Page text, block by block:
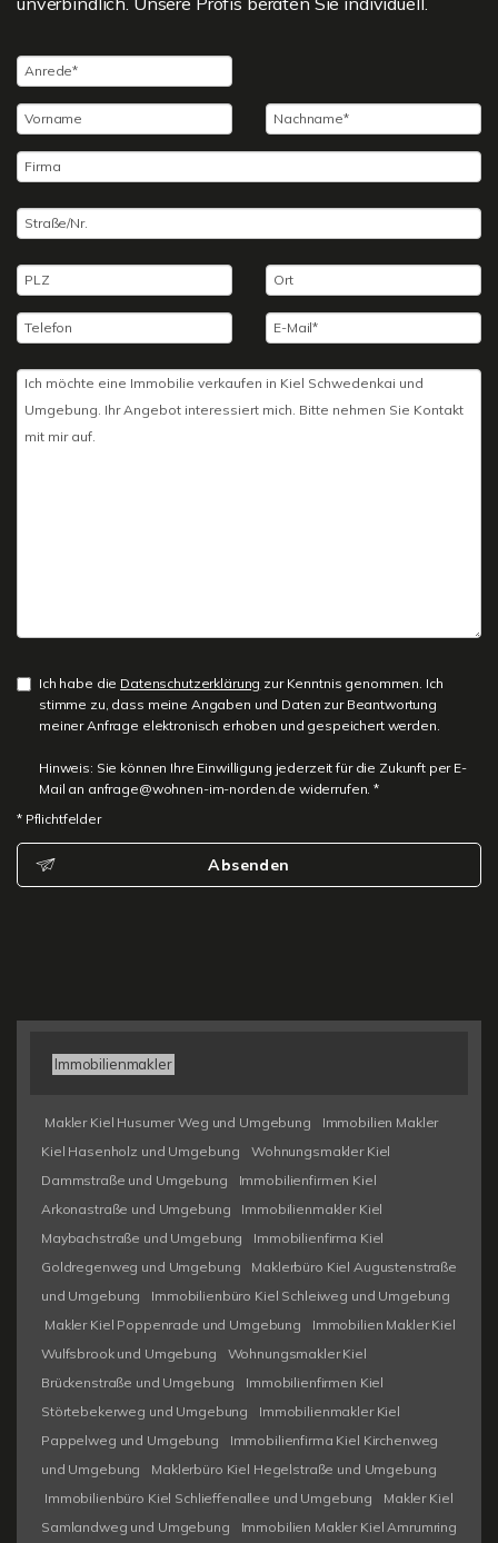
Ich habe die Datenschutzerklärung zur Kenntnis genommen. Ich
stimme zu, dass meine Angaben und Daten zur Beantwortung
meiner Anfrage elektronisch erhoben und gespeichert werden.
Hinweis: Sie können Ihre Einwilligung jederzeit für die Zukunft per E-
Mail an anfrage@wohnen-im-norden.de widerrufen. *
* Pflichtfelder
Absenden
Immobilienmakler
Makler Kiel Husumer Weg und Umgebung
Immobilien Makler
Kiel Hasenholz und Umgebung
Wohnungsmakler Kiel
Dammstraße und Umgebung
Immobilienfirmen Kiel
Arkonastraße und Umgebung
Immobilienmakler Kiel
Maybachstraße und Umgebung
Immobilienfirma Kiel
Goldregenweg und Umgebung
Maklerbüro Kiel Augustenstraße
und Umgebung
Immobilienbüro Kiel Schleiweg und Umgebung
Makler Kiel Poppenrade und Umgebung
Immobilien Makler Kiel
Wulfsbrook und Umgebung
Wohnungsmakler Kiel
Brückenstraße und Umgebung
Immobilienfirmen Kiel
Störtebekerweg und Umgebung
Immobilienmakler Kiel
Pappelweg und Umgebung
Immobilienfirma Kiel Kirchenweg
und Umgebung
Maklerbüro Kiel Hegelstraße und Umgebung
Immobilienbüro Kiel Schlieffenallee und Umgebung
Makler Kiel
Samlandweg und Umgebung
Immobilien Makler Kiel Amrumring